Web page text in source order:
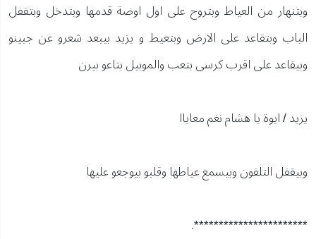
وبتنهار من العياط وبتروح على اول اوضة قدمها وبتدخل وبتقفل
الباب وبتقاعد على الارض وبتعيط و يزيد بيبعد شعرو عن جبينو
وبيقاعد على اقرب كرسى بتعب والموبيل بتاعو بيرن
يزيد / ايوة يا هشام نغم معاياا
وبيقفل التلفون وبيسمع عياطها وقلبو بيوجعو عليها
***********************.